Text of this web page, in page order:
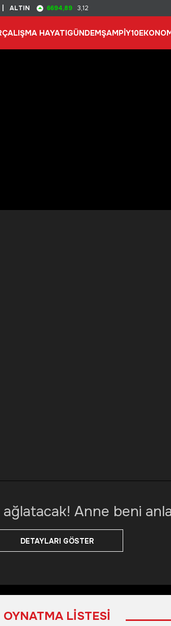
ALTIN 6694,89 3,12
ÇALIŞMA HAYATIGÜNDEMŞAMPİY10
ağlatacak! Anne beni
DETAYLARI GÖSTER
OYNATMA LİSTESİ